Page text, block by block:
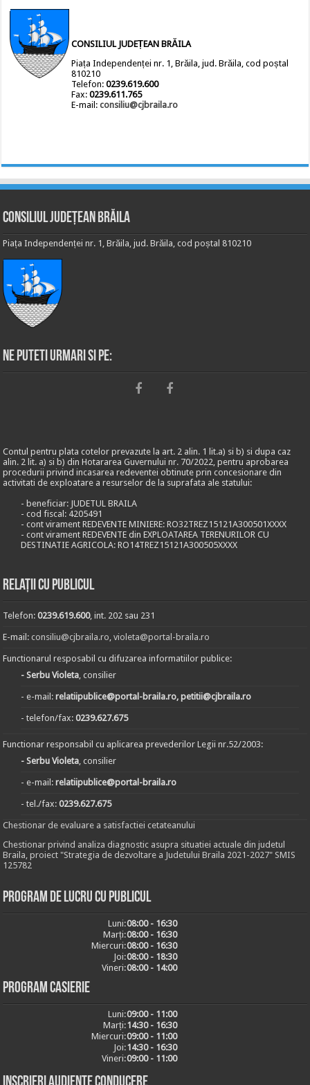
CONSILIUL JUDEȚEAN BRĂILA
Piața Independenței nr. 1, Brăila, jud. Brăila, cod poștal
810210
Telefon:0239.619.600
Fax:0239.611.765
E-mail:consiliu@cjbraila.ro
Consiliul Județean Brăila
Piața Independenței nr. 1, Brăila, jud. Brăila, cod poștal 810210
Ne puteti urmari si pe:
Contul pentru plata cotelor prevazute la art. 2 alin. 1 lit.a) si b) si dupa caz
alin. 2 lit. a) si b) din Hotararea Guvernului nr. 70/2022, pentru aprobarea
procedurii privind incasarea redeventei obtinute prin concesionare din
activitati de exploatare a resurselor de la suprafata ale statului:
- beneficiar: JUDETUL BRAILA
- cod fiscal: 4205491
- cont virament REDEVENTE MINIERE: RO32TREZ15121A300501XXXX
- cont virament REDEVENTE din EXPLOATAREA TERENURILOR CU
DESTINATIE AGRICOLA: RO14TREZ15121A300505XXXX
Relații cu publicul
Telefon:0239.619.600, int. 202 sau 231
E-mail:consiliu@cjbraila.ro,violeta@portal-braila.ro
Functionarul resposabil cu difuzarea informatiilor publice:
- Serbu Violeta, consilier
- e-mail:relatiipublice@portal-braila.ro, petitii@cjbraila.ro
- telefon/fax:0239.627.675
Functionar responsabil cu aplicarea prevederilor Legii nr.52/2003:
- Serbu Violeta, consilier
- e-mail:relatiipublice@portal-braila.ro
- tel./fax:0239.627.675
Chestionar de evaluare a satisfactiei cetateanului
Chestionar privind analiza diagnostic asupra situatiei actuale din judetul
Braila, proiect "Strategia de dezvoltare a Judetului Braila 2021-2027" SMIS
125782
Program de lucru cu publicul
Luni:08:00 - 16:30
Marți:08:00 - 16:30
Miercuri:08:00 - 16:30
Joi:08:00 - 18:30
Vineri:08:00 - 14:00
Program casierie
Luni:09:00 - 11:00
Marți:14:30 - 16:30
Miercuri:09:00 - 11:00
Joi:14:30 - 16:30
Vineri:09:00 - 11:00